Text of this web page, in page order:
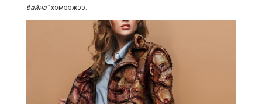
байна”хэмээжээ.